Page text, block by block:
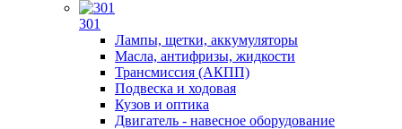
301
Лампы, щетки, аккумуляторы
Масла, антифризы, жидкости
Трансмиссия (АКПП)
Подвеска и ходовая
Кузов и оптика
Двигатель - навесное оборудование